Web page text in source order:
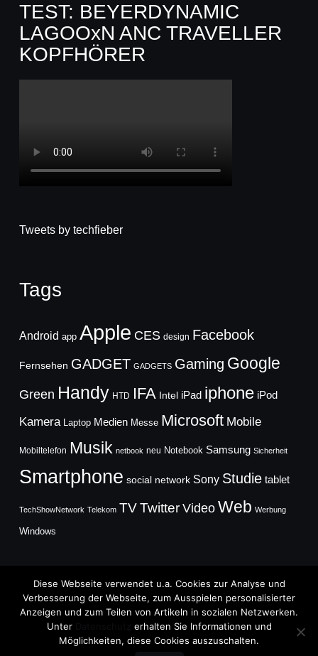
TEST: BEYERDYNAMIC
LAGOOxN ANC TRAVELLER
KOPFHÖRER
Tweets by techfieber
Tags
Android app Apple CES design Facebook
Fernsehen GADGET GADGETS Gaming Google
Green Handy HTD IFA Intel iPad iphone iPod
Kamera Laptop Medien Messe Microsoft Mobile
Mobiltelefon Musik netbook neu Notebook Samsung Sicherheit
Smartphone social network Sony Studie tablet
TechShowNetwork Telekom TVTwitter Video Web Werbung
Windows
Copyright © 2026
TechFieber Blog
Diese Webseite verwendet u.a. Cookies zur Analyse und
Verbesserung der Webseite, zum Ausspielen personalisierter
Anzeigen und zum Teilen von Artikeln in sozialen Netzwerken.
Unter
erhalten Sie Informationen und
Möglichkeiten, diese Cookies auszuschalten.